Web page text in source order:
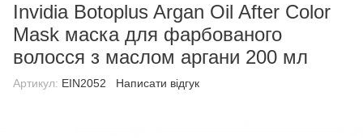
Invidia Botoplus Argan Oil After Color
Mask маска для фарбованого
волосся з маслом аргани 200 мл
Артикул: EIN2052 Написати відгук